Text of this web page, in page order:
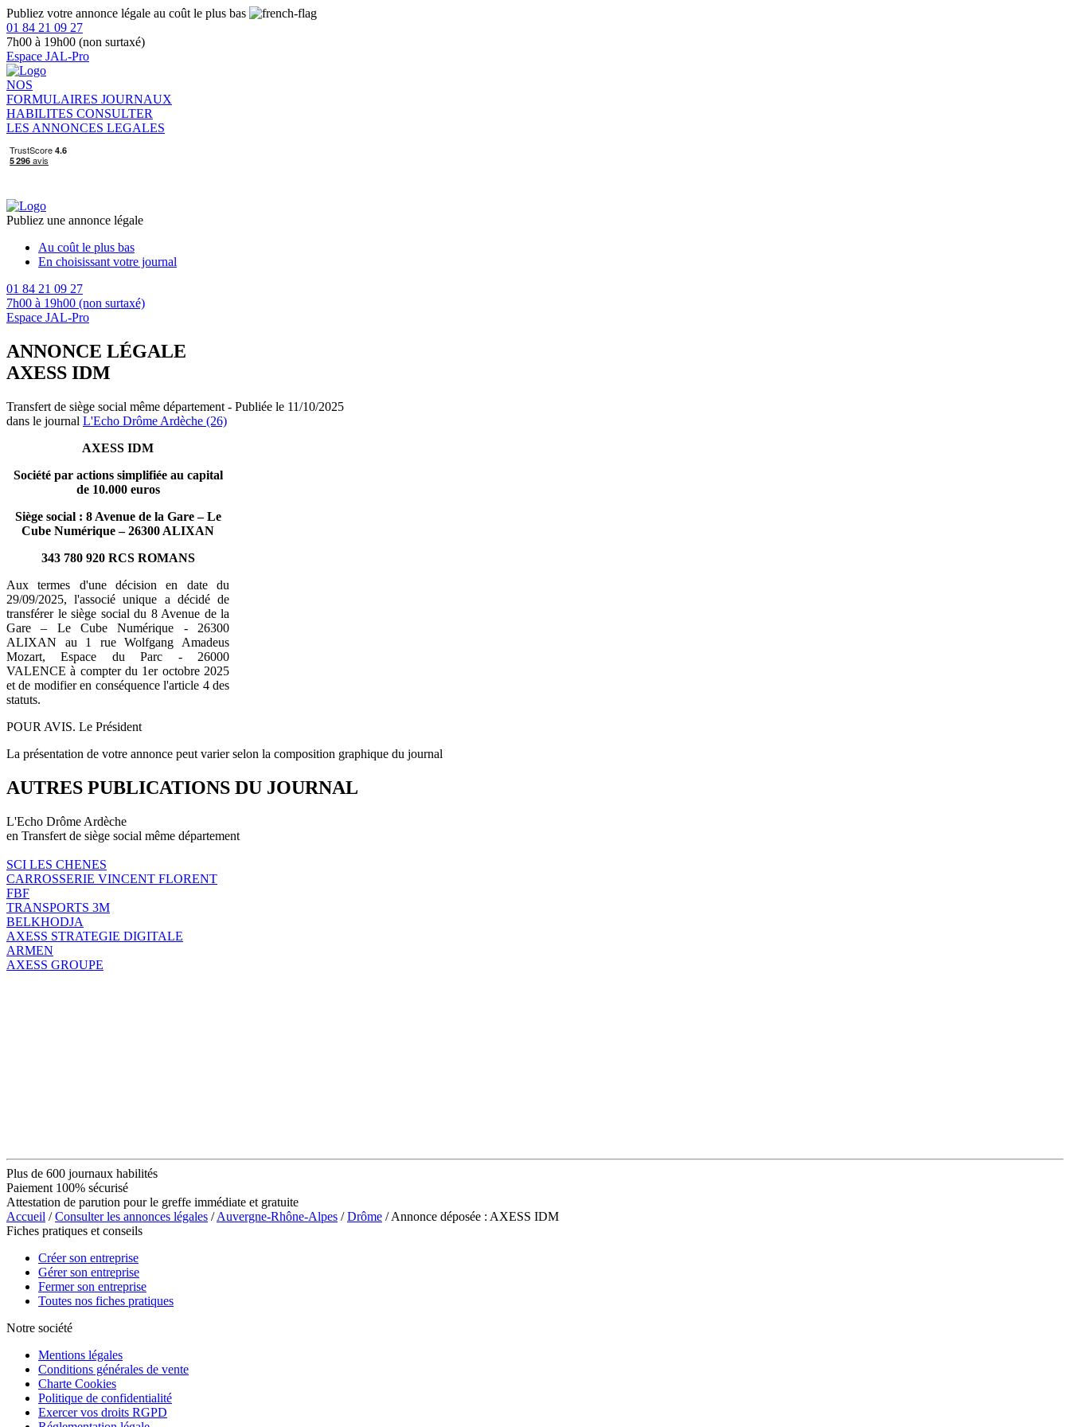
Publiez votre annonce légale au coût le plus bas
01 84 21 09 27
7h00 à 19h00 (non surtaxé)
Espace JAL-Pro
NOS
FORMULAIRES JOURNAUX
HABILITES CONSULTER
LES ANNONCES LEGALES
Publiez une annonce légale
Au coût le plus bas
En choisissant votre journal
01 84 21 09 27
7h00 à 19h00 (non surtaxé)
Espace JAL-Pro
ANNONCE LÉGALE
AXESS IDM
Transfert de siège social même département - Publiée le 11/10/2025
dans le journal L'Echo Drôme Ardèche (26)
AXESS IDM
Société par actions simplifiée au capital
de 10.000 euros
Siège social : 8 Avenue de la Gare – Le
Cube Numérique – 26300 ALIXAN
343 780 920 RCS ROMANS
Aux termes d'une décision en date du
29/09/2025, l'associé unique a décidé de
transférer le siège social du 8 Avenue de la
Gare – Le Cube Numérique - 26300
ALIXAN au 1 rue Wolfgang Amadeus
Mozart, Espace du Parc - 26000
VALENCE à compter du 1er octobre 2025
et de modifier en conséquence l'article 4 des
statuts.
POUR AVIS. Le Président
La présentation de votre annonce peut varier selon la composition graphique du journal
AUTRES PUBLICATIONS DU JOURNAL
L'Echo Drôme Ardèche
en Transfert de siège social même département
SCI LES CHENES
CARROSSERIE VINCENT FLORENT
FBF
TRANSPORTS 3M
BELKHODJA
AXESS STRATEGIE DIGITALE
ARMEN
AXESS GROUPE
Plus de 600 journaux habilités
Paiement 100% sécurisé
Attestation de parution pour le greffe immédiate et gratuite
Accueil /Consulter les annonces légales /Auvergne-Rhône-Alpes /Drôme / Annonce déposée : AXESS IDM
Fiches pratiques et conseils
Créer son entreprise
Gérer son entreprise
Fermer son entreprise
Toutes nos fiches pratiques
Notre société
Mentions légales
Conditions générales de vente
Charte Cookies
Politique de confidentialité
Exercer vos droits RGPD